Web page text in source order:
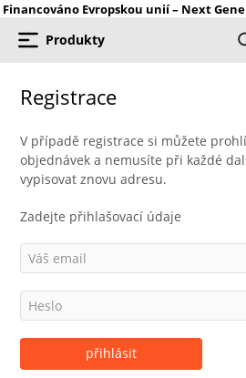
Financováno Evropskou unií – Next
Produkty
Registrace
V případě registrace si můžete
objednávek a nemusíte při každé
vypisovat znovu adresu.
Zadejte přihlašovací údaje